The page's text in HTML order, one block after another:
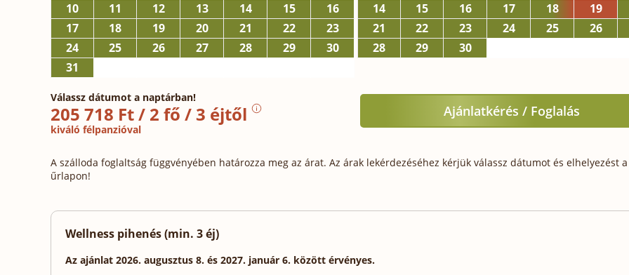
10
11 12 13 14 15
16
17
18 19 20 21 22
23
24
25 26 27 28 29
30
31
14
15 16 17 18
19
21
22 23 24 25
26
28
29 30
Válassz dátumot a naptárban!
205 718 Ft / 2 fő / 3 éjtől
kiváló félpanzióval
Ajánlatkérés / Foglalás
A szálloda foglaltság függvényében határozza meg az árat. Az árak lekérdezéséhez kérjük válassz dátumot és elhelyezést
űrlapon!
Wellness pihenés (min. 3 éj)
Az ajánlat 2026. augusztus 8. és 2027. január 6. között érvényes.